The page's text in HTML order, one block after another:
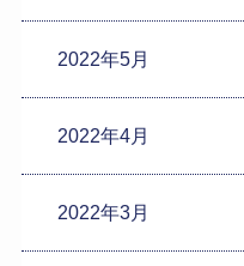
2022年5月
2022年4月
2022年3月